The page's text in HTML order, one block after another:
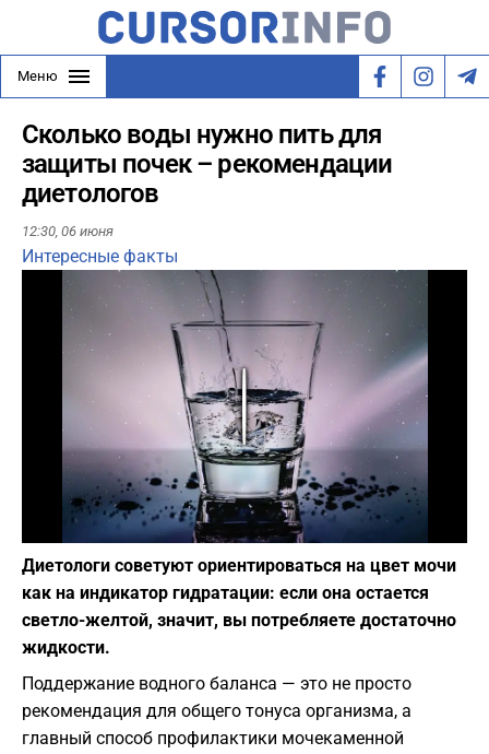
Меню
Сколько воды нужно пить для
защиты почек – рекомендации
диетологов
12:30, 06 июня
Интересные факты
Play
Фото: pixabay.com
Диетологи советуют ориентироваться на цвет мочи
как на индикатор гидратации: если она остается
светло-желтой, значит, вы потребляете достаточно
жидкости.
​Поддержание водного баланса — это не просто
рекомендация для общего тонуса организма, а
главный способ профилактики мочекаменной